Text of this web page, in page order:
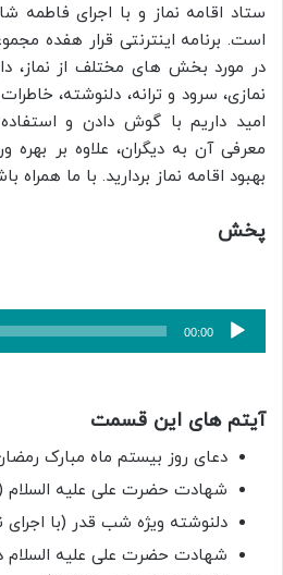
ستاد اقامه نماز و با اجرای فاطمه
است. برنامه اینترنتی قرار هفده
در مورد بخش های مختلف از نماز،
نمازی، سرود و ترانه، دلنوشته،
امید داریم با گوش دادن و
معرفی آن به دیگران، علاوه بر
بهبود اقامه نماز بردارید. با ما همراه
پخش
پخش‌کننده
صوت
00:00
آیتم های این قسمت
دعای روز بیستم ماه مبارک
شهادت حضرت علی علیه السلام
دلنوشته ویژه شب قدر (با
شهادت حضرت علی علیه